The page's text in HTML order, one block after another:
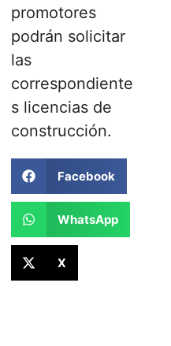
promotores
podrán solicitar
las
correspondiente
s licencias de
construcción.
Facebook
WhatsApp
X